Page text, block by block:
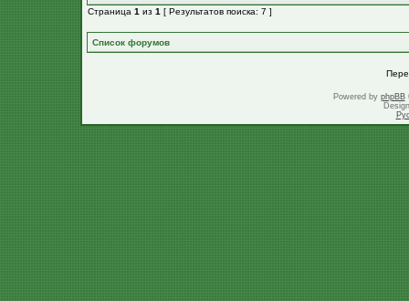
Страница 1 из 1 [ Результатов поиска: 7 ]
Список форумов
Powered by phpBB